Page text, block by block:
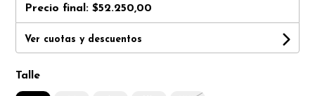
Precio final:$52.250,00
Ver cuotas y descuentos
Talle